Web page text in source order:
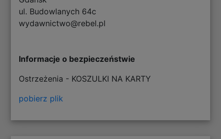
ul. Budowlanych 64c
wydawnictwo@rebel.pl
Informacje o bezpieczeństwie
Ostrzeżenia - KOSZULKI NA KARTY
pobierz plik